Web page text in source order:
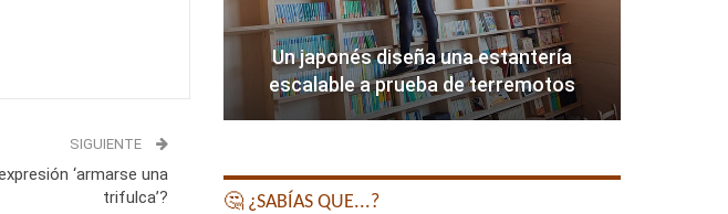
SIGUIENTE
‘armarse una
trifulca’?
Un japonés diseña una estantería
escalable a prueba de terremotos
🤔 ¿SABÍAS QUE...?